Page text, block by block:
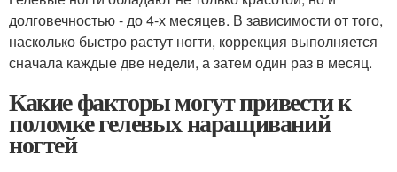
долговечностью - до 4-х месяцев. В зависимости от того,
насколько быстро растут ногти, коррекция выполняется
сначала каждые две недели, а затем один раз в месяц.
Какие факторы могут привести к
поломке гелевых наращиваний
ногтей